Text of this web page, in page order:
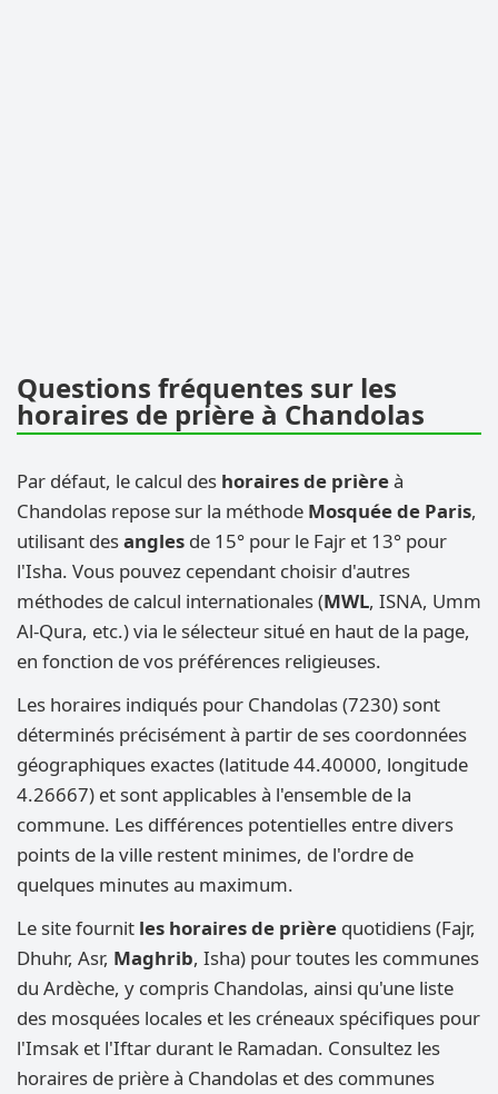
Questions fréquentes sur les
horaires de prière à Chandolas
Par défaut, le calcul des horaires de prièreà
Chandolas repose sur la méthode Mosquée de Paris,
utilisant desangles de 15° pour le Fajr et 13° pour
l'Isha. Vous pouvez cependant choisir d'autres
méthodes de calcul internationales (MWL, ISNA, Umm
Al-Qura, etc.) via le sélecteur situé en haut de la page,
en fonction de vos préférences religieuses.
Les horaires indiqués pour Chandolas (7230) sont
déterminés précisément à partir de ses coordonnées
géographiques exactes (latitude 44.40000, longitude
4.26667) et sont applicables à l'ensemble de la
commune. Les différences potentielles entre divers
points de la ville restent minimes, de l'ordre de
quelques minutes au maximum.
Le site fournit les horaires de prière quotidiens (Fajr,
Dhuhr, Asr, Maghrib, Isha) pour toutes les communes
du Ardèche, y compris Chandolas, ainsi qu'une liste
des mosquées locales et les créneaux spécifiques pour
l'Imsak et l'Iftar durant le Ramadan. Consultez les
horaires de prière à Chandolas et des communes